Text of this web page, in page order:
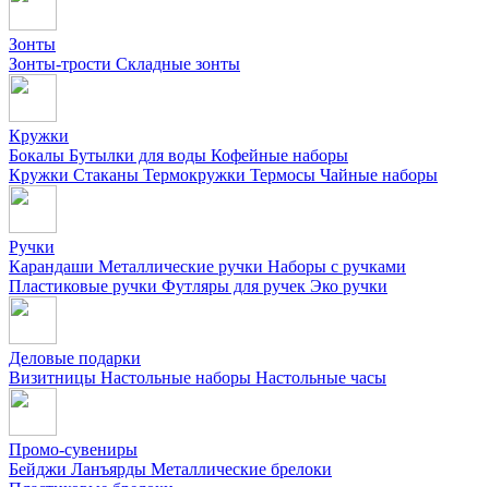
Зонты
Зонты-трости Складные зонты
Кружки
Бокалы Бутылки для воды Кофейные наборы
Кружки Стаканы Термокружки Термосы Чайные наборы
Ручки
Карандаши Металлические ручки Наборы с ручками
Пластиковые ручки Футляры для ручек Эко ручки
Деловые подарки
Визитницы Настольные наборы Настольные часы
Промо-сувениры
Бейджи Ланъярды Металлические брелоки